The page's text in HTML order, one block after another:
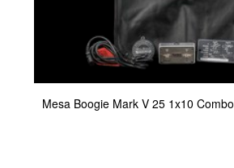
Mesa Boogie Mark V 25 1x10 Combo